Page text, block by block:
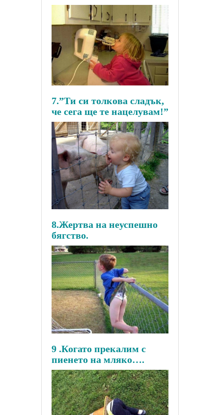
7.”Ти си толкова сладък,
че сега ще те нацелувам!”
8.Жертва на неуспешно
бягство.
9 .Когато прекалим с
пиенето на мляко….